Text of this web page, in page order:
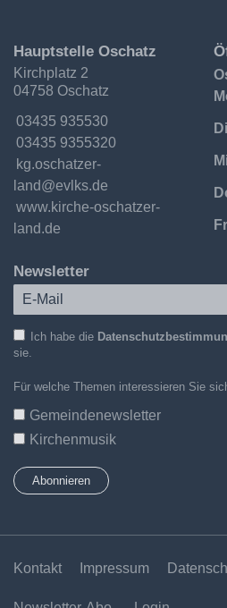
Ev.-
Luth.
Kirchgemeinde
Oschatzer
Hauptstelle Oschatz
Kirchplatz 2
04758 Oschatz
Telefon:
03435 935530
Fax:
03435 9355320
Email:
Internet:
www.kirche-oschatzer-
land.de
Di
Fr
Newsletter
Ich habe die
sie.
Für welche Themen interessieren Sie
Gemeindenewsletter
Kirchenmusik
Kontakt Impressum